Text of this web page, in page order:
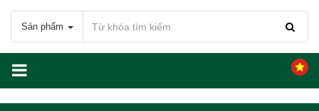
Sản phẩm